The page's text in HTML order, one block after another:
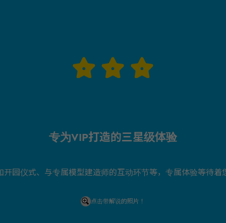
专为VIP打造的三星级体验
开园仪式、与专属模型建造师的互动环节等，专属体验等待着
点击带解说的照片！